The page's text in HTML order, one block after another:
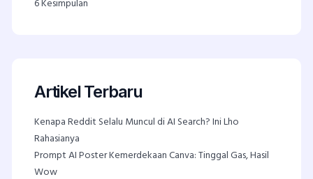
6Kesimpulan
Artikel Terbaru
Kenapa Reddit Selalu Muncul di AI Search? Ini Lho
Rahasianya
Prompt AI Poster Kemerdekaan Canva: Tinggal Gas, Hasil
Wow